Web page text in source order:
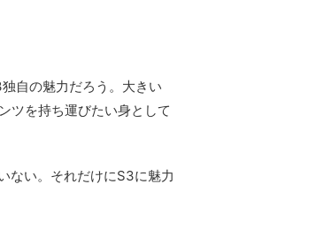
自の魅力だろう。大きい
ツを持ち運びたい身として
ない。それだけにS3に魅力